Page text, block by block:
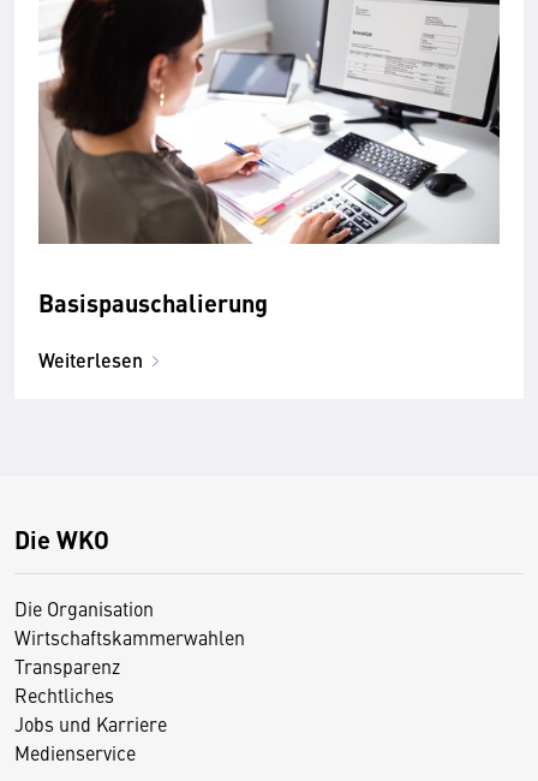
Basispauschalierung
Weiterlesen
Die WKO
Die Organisation
Wirtschaftskammerwahlen
Transparenz
Rechtliches
Jobs und Karriere
Medienservice